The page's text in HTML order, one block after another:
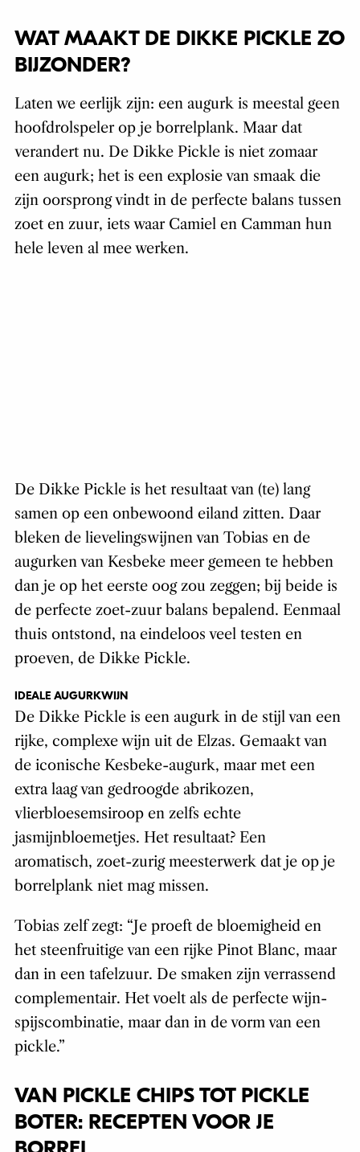
WAT MAAKT DE DIKKE PICKLE ZO
BIJZONDER?
Laten we eerlijk zijn: een augurk is meestal geen
hoofdrolspeler op je borrelplank. Maar dat
verandert nu. De Dikke Pickle is niet zomaar
een augurk; het is een explosie van smaak die
zijn oorsprong vindt in de perfecte balans tussen
zoet en zuur, iets waar Camiel en Camman hun
hele leven al mee werken.
De Dikke Pickle is het resultaat van (te) lang
samen op een onbewoond eiland zitten. Daar
bleken de lievelingswijnen van Tobias en de
augurken van Kesbeke meer gemeen te hebben
dan je op het eerste oog zou zeggen; bij beide is
de perfecte zoet-zuur balans bepalend. Eenmaal
thuis ontstond, na eindeloos veel testen en
proeven, de Dikke Pickle.
IDEALE AUGURKWIJN
De Dikke Pickle is een augurk in de stijl van een
rijke, complexe wijn uit de Elzas. Gemaakt van
de iconische Kesbeke-augurk, maar met een
extra laag van gedroogde abrikozen,
vlierbloesemsiroop en zelfs echte
jasmijnbloemetjes. Het resultaat? Een
aromatisch, zoet-zurig meesterwerk dat je op je
borrelplank niet mag missen.
Tobias zelf zegt: “Je proeft de bloemigheid en
het steenfruitige van een rijke Pinot Blanc, maar
dan in een tafelzuur. De smaken zijn verrassend
complementair. Het voelt als de perfecte wijn-
spijscombinatie, maar dan in de vorm van een
pickle.”
VAN PICKLE CHIPS TOT PICKLE
BOTER: RECEPTEN VOOR JE